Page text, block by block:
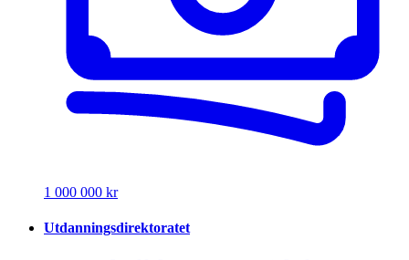
1 000 000 kr
Utdanningsdirektoratet